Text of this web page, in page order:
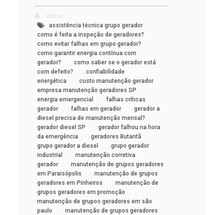
assistência técnica grupo gerador
como é feita a inspeção de geradores?
como evitar falhas em grupo gerador?
como garantir energia contínua com
gerador?
como saber se o gerador está
com defeito?
confiabilidade
energética
custo manutenção gerador
empresa manutenção geradores SP
energia emergencial
falhas críticas
gerador
falhas em gerador
gerador a
diesel precisa de manutenção mensal?
gerador diesel SP
gerador falhou na hora
da emergência
geradores Butantã
grupo gerador a diesel
grupo gerador
industrial
manutenção corretiva
gerador
manutenção de grupos geradores
em Paraisópolis
manutenção de grupos
geradores em Pinheiros
manutenção de
grupos geradores em promoção
manutenção de grupos geradores em são
paulo
manutenção de grupos geradores